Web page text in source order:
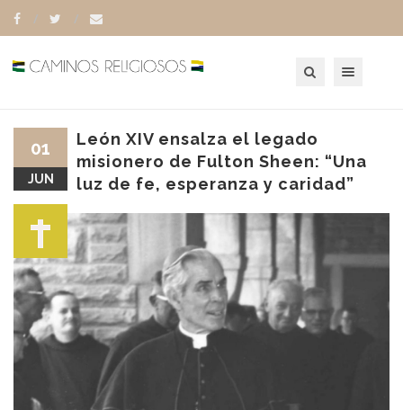
León XIV ensalza el legado
misionero de Fulton Sheen: “Una
luz de fe, esperanza y caridad”
01
JUN